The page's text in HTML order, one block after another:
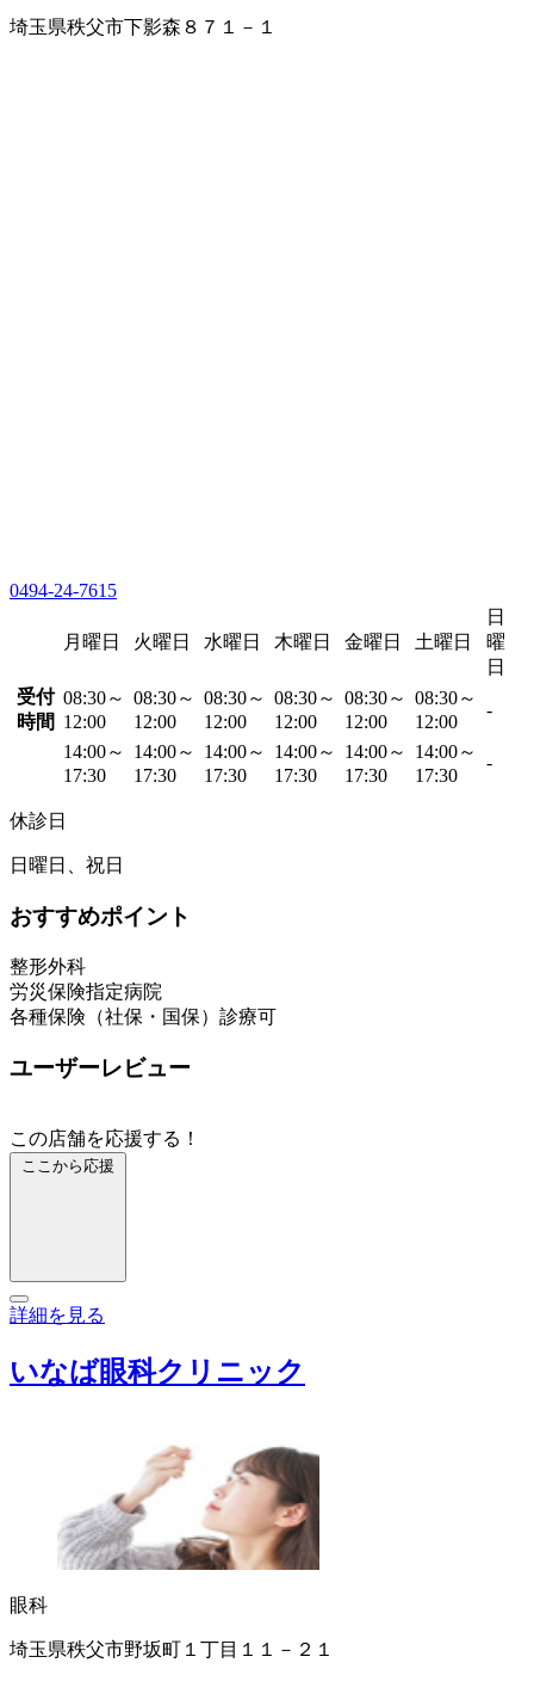
埼玉県秩父市下影森８７１－１
0494-24-7615
月曜日 火曜日 水曜日 木曜日 金曜日 土曜日
日
曜
日
受付
時間
08:30～
12:00
08:30～
12:00
08:30～
12:00
08:30～
12:00
08:30～
12:00
08:30～
12:00
-
14:00～
17:30
14:00～
17:30
14:00～
17:30
14:00～
17:30
14:00～
17:30
14:00～
17:30
-
休診日
日曜日、祝日
おすすめポイント
整形外科
労災保険指定病院
各種保険（社保・国保）診療可
ユーザーレビュー
この店舗を応援する！
ここから応援
詳細を見る
いなば眼科クリニック
眼科
埼玉県秩父市野坂町１丁目１１－２１